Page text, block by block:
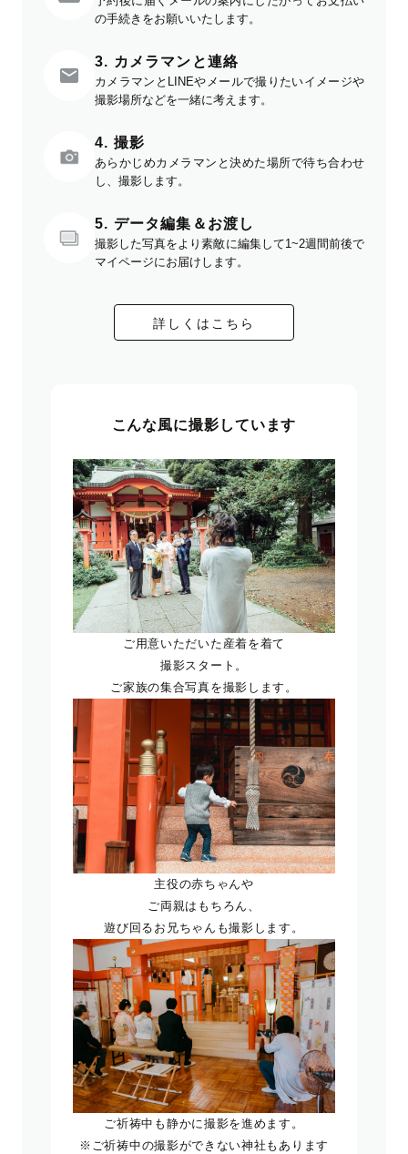
の手続きをお願いいたします。
3. カメラマンと連絡
カメラマンとLINEやメールで撮りたいイメージや
撮影場所などを一緒に考えます。
4. 撮影
あらかじめカメラマンと決めた場所で待ち合わせ
し、撮影します。
5. データ編集＆お渡し
撮影した写真をより素敵に編集して1~2週間前後で
マイページにお届けします。
詳しくはこちら
こんな風に撮影しています
ご用意いただいた産着を着て
撮影スタート。
ご家族の集合写真を撮影します。
主役の赤ちゃんや
ご両親はもちろん、
遊び回るお兄ちゃんも撮影します。
ご祈祷中も静かに撮影を進めます。
※ご祈祷中の撮影ができない神社もあります